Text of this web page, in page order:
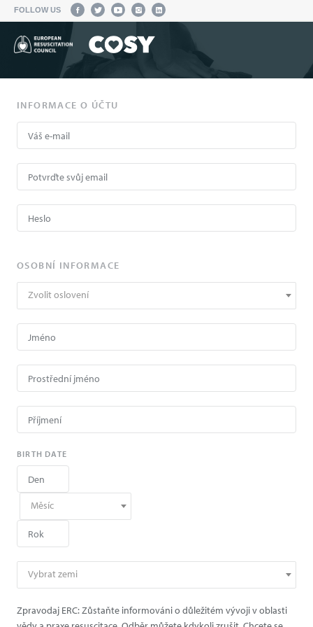
FOLLOW US
INFORMACE O ÚČTU
OSOBNÍ INFORMACE
Zvolit oslovení
BIRTH DATE
Měsíc
Vybrat zemi
Zpravodaj ERC: Zůstaňte informováni o důležitém vývoji v oblasti